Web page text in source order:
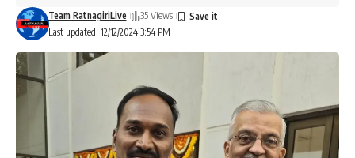
Last updated: 12/12/2024 3:54 PM
Team RatnagiriLive 35 Views